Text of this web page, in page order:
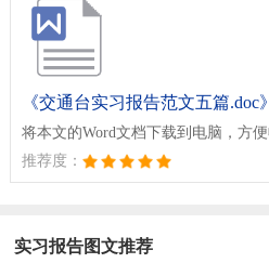
《交通台实习报告范文五篇.doc》
将本文的Word文档下载到电脑，方
推荐度：
实习报告图文推荐